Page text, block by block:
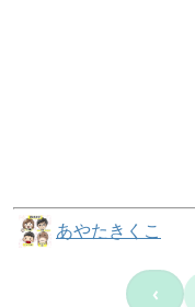
あやたきくこ
‹